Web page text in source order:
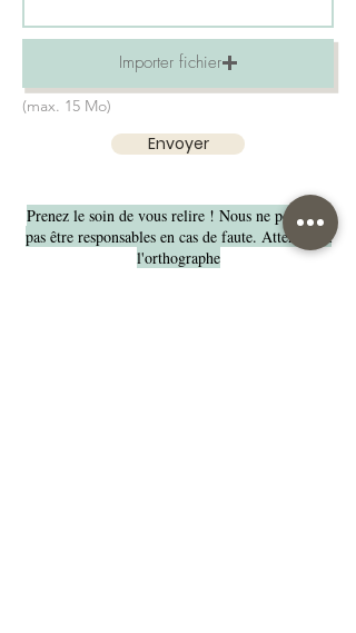
Importer fichier
(max. 15 Mo)
Envoyer
Prenez le soin de vous relire ! Nous ne pourrons
pas être responsables en cas de faute. Attention à
l'orthographe